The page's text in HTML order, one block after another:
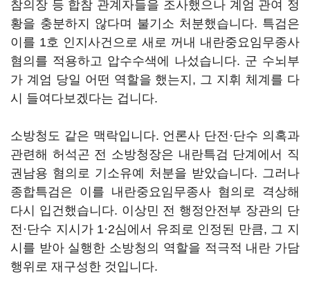
참의장 등 합참 관계자들을 조사했으나 계엄 관여 정
황을 충분하지 않다며 불기소 처분했습니다. 특검은
이를 1호 인지사건으로 새로 꺼내 내란중요임무종사
혐의를 적용하고 압수수색에 나섰습니다. 군 수뇌부
가 계엄 당일 어떤 역할을 했는지, 그 지휘 체계를 다
시 들여다보겠다는 겁니다.
소방청도 같은 맥락입니다. 언론사 단전·단수 의혹과
관련해 허석곤 전 소방청장은 내란특검 단계에서 직
권남용 혐의로 기소유예 처분을 받았습니다. 그러나
종합특검은 이를 내란중요임무종사 혐의로 격상해
다시 입건했습니다. 이상민 전 행정안전부 장관의 단
전·단수 지시가 1·2심에서 유죄로 인정된 만큼, 그 지
시를 받아 실행한 소방청의 역할을 적극적 내란 가담
행위로 재구성한 것입니다.